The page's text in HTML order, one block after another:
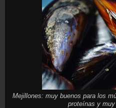
Mejillones: muy buenos para los
proteínas y